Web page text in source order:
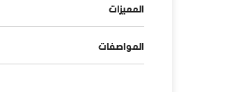
المميزات
المواصفات